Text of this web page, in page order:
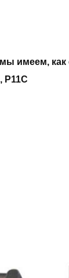
имеем,
P11C